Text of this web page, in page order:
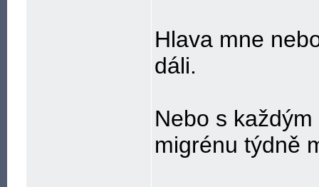
Hlava mne
dáli.
Nebo s
migrénu týdně